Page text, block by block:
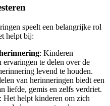
speelt een belangrijke rol
helpt bij:
: Kinderen
ervaringen te delen over de
levend te houden.
van herinneringen biedt een
liefde, gemis en zelfs verdriet.
: Het helpt kinderen om zich